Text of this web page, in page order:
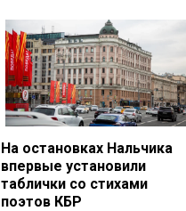
На остановках Нальчика
впервые установили
таблички со стихами
поэтов КБР